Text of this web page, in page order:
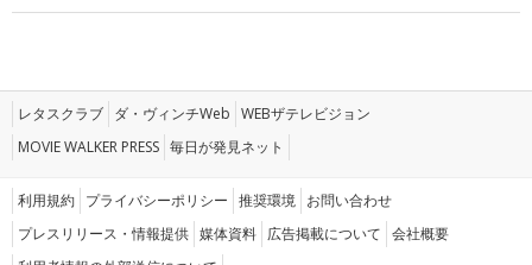
レタスクラブ ダ・ヴィンチWeb WEBザテレビジョン
MOVIE WALKER PRESS 毎日が発見ネット
利用規約 プライバシーポリシー 推奨環境 お問い合わせ
プレスリリース・情報提供 媒体資料 広告掲載について 会社概要